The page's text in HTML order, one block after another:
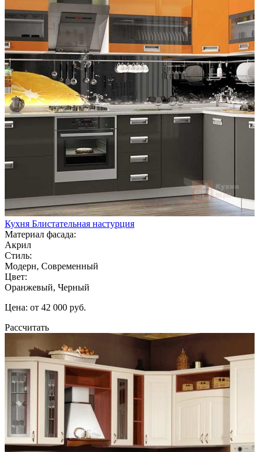
Кухня Блистательная настурция
Материал фасада:
Акрил
Стиль:
Модерн, Современный
Цвет:
Оранжевый, Черный
Цена: от 42 000 руб.
Рассчитать